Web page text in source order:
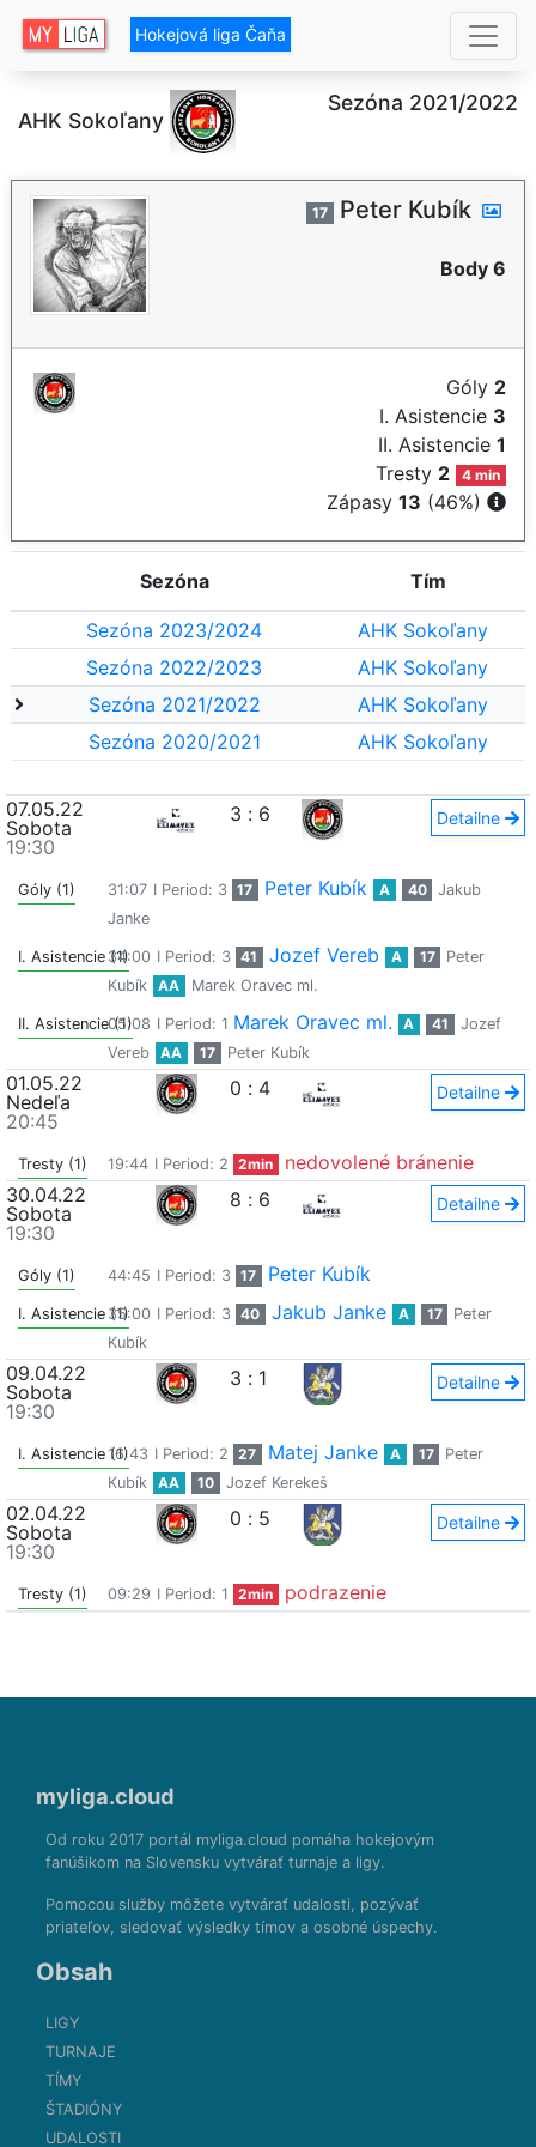
Hokejová liga Čaňa
AHK Sokoľany
Sezóna 2021/2022
17 Peter Kubík
Body 6
Góly 2
I. Asistencie 3
II. Asistencie 1
Tresty 2 4 min
Zápasy 13 (46%)
Sezóna Tím
Sezóna 2023/2024
AHK Sokoľany
Sezóna 2022/2023
AHK Sokoľany
Sezóna 2021/2022
AHK Sokoľany
Sezóna 2020/2021
AHK Sokoľany
07.05.22
Sobota
19:30
3 : 6 Detailne
Góly (1) 31:07 I Period: 3 17 Peter Kubík A 40
Jakub
Janke
I. Asistencie (1)34:00 I Period: 3 41 Jozef Vereb A 17
Peter
Kubík
AA Marek Oravec ml.
II. Asistencie (1)
05:08 I Period: 1 Marek Oravec ml. A 41
Jozef
Vereb
AA 17 Peter Kubík
01.05.22
Nedeľa
20:45
0 : 4 Detailne
Tresty (1) 19:44 I Period: 2 2min
nedovolené bránenie
30.04.22
Sobota
19:30
8 : 6 Detailne
Góly (1) 44:45 I Period: 3 17 Peter Kubík
I. Asistencie (1)35:00 I Period: 3 40 Jakub Janke A 17
Peter
Kubík
09.04.22
Sobota
19:30
3 : 1 Detailne
I. Asistencie (1)16:43 I Period: 2 27 Matej Janke A 17
Peter
Kubík
AA 10 Jozef Kerekeš
02.04.22
Sobota
19:30
0 : 5 Detailne
Tresty (1) 09:29 I Period: 1 2min podrazenie
myliga.cloud
Od roku 2017 portál myliga.cloud pomáha hokejovým
fanúšikom na Slovensku vytvárať turnaje a ligy.
Pomocou služby môžete vytvárať udalosti, pozývať
priateľov, sledovať výsledky tímov a osobné úspechy.
Obsah
LIGY
TURNAJE
TÍMY
ŠTADIÓNY
UDALOSTI